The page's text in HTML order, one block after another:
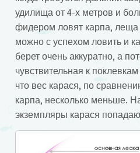
удилища от 4-х метров и
фидером ловят карпа, леща
можно с успехом ловить и
берет очень аккуратно, а
чувствительная к
что вес карася, по
карпа, несколько меньше.
экземпляры карася